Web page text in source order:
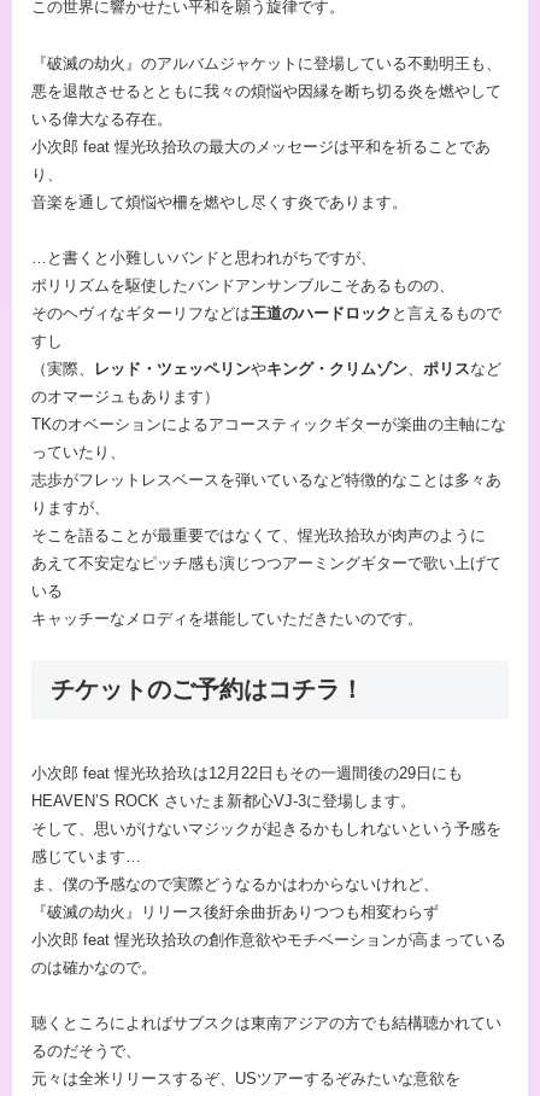
この世界に響かせたい平和を願う旋律です。
『破滅の劫火』のアルバムジャケットに登場している不動明王も、
悪を退散させるとともに我々の煩悩や因縁を断ち切る炎を燃やして
いる偉大なる存在。
⼩次郎 feat 惺光玖拾玖の最大のメッセージは平和を祈ることであ
り、
音楽を通して煩悩や柵を燃やし尽くす炎であります。
…と書くと小難しいバンドと思われがちですが、
ポリリズムを駆使したバンドアンサンブルこそあるものの、
そのヘヴィなギターリフなどは王道のハードロック と言えるもので
すし
（実際、
レッド・ツェッペリンやキング・クリムゾン、 ポリスなど
のオマージュもあります）
TKのオベーションによるアコースティックギターが楽曲の主軸にな
っていたり、
志歩がフレットレスベースを弾いているなど特徴的なことは多々あ
りますが、
そこを語ることが最重要ではなくて、惺光玖拾玖が肉声のように
あえて不安定なピッチ感も演じつつアーミングギターで歌い上げて
いる
キャッチーなメロディを堪能していただきたいのです。
チケットのご予約はコチラ！
⼩次郎 feat 惺光玖拾玖は12月22日もその一週間後の29日にも
HEAVEN’S ROCK さいたま新都心VJ-3に登場します。
そして、思いがけないマジックが起きるかもしれないという予感を
感じています…
ま、僕の予感なので実際どうなるかはわからないけれど、
『破滅の劫火』リリース後紆余曲折ありつつも相変わらず
⼩次郎 feat 惺光玖拾玖の創作意欲やモチベーションが高まっている
のは確かなので。
聴くところによればサブスクは東南アジアの方でも結構聴かれてい
るのだそうで、
元々は全米リリースするぞ、USツアーするぞみたいな意欲を